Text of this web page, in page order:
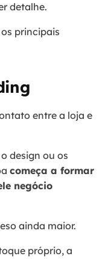
detalhe.
principais
entre a loja e
design ou os
começa a formar
negócio
ainda maior.
próprio, a